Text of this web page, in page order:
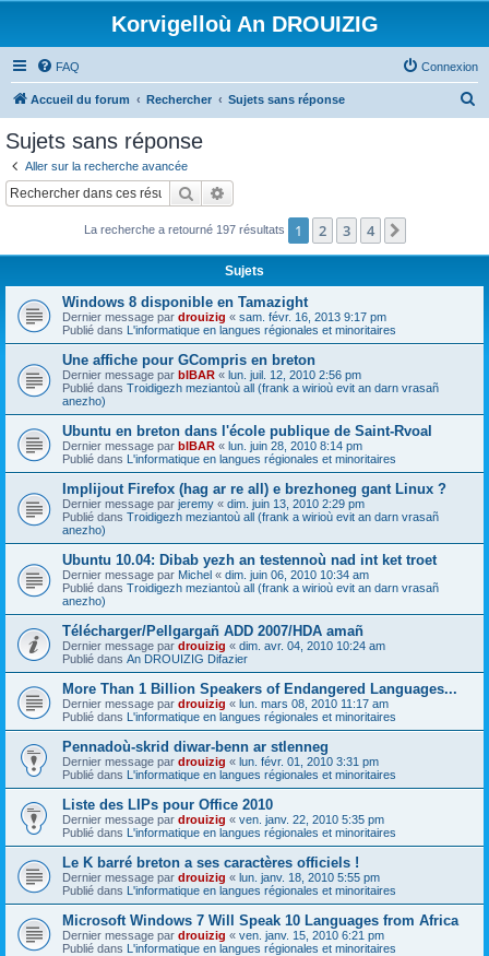
Korvigelloù An DROUIZIG
FAQ Connexion
Accueil du forum Rechercher Sujets sans réponse
c
Sujets sans réponse
Aller sur la recherche avancée
Rechercher
La recherche a retourné 197 résultats 1 2 3 4
Sujets
Windows 8 disponible en Tamazight
Dernier message par drouizig « sam. févr. 16, 2013 9:17 pm
Publié dans L'informatique en langues régionales et minoritaires
Une affiche pour GCompris en breton
Dernier message par bIBAR « lun. juil. 12, 2010 2:56 pm
Publié dans Troidigezh meziantoù all (frank a wirioù evit an darn vrasañ
anezho)
Ubuntu en breton dans l'école publique de Saint-Rvoal
Dernier message par bIBAR « lun. juin 28, 2010 8:14 pm
Publié dans L'informatique en langues régionales et minoritaires
Implijout Firefox (hag ar re all) e brezhoneg gant Linux ?
Dernier message par jeremy « dim. juin 13, 2010 2:29 pm
Publié dans Troidigezh meziantoù all (frank a wirioù evit an darn vrasañ
anezho)
Ubuntu 10.04: Dibab yezh an testennoù nad int ket troet
Dernier message par Michel « dim. juin 06, 2010 10:34 am
Publié dans Troidigezh meziantoù all (frank a wirioù evit an darn vrasañ
anezho)
Télécharger/Pellgargañ ADD 2007/HDA amañ
Dernier message par drouizig « dim. avr. 04, 2010 10:24 am
Publié dans An DROUIZIG Difazier
More Than 1 Billion Speakers of Endangered Languages...
Dernier message par drouizig « lun. mars 08, 2010 11:17 am
Publié dans L'informatique en langues régionales et minoritaires
Pennadoù-skrid diwar-benn ar stlenneg
Dernier message par drouizig « lun. févr. 01, 2010 3:31 pm
Publié dans L'informatique en langues régionales et minoritaires
Liste des LIPs pour Office 2010
Dernier message par drouizig « ven. janv. 22, 2010 5:35 pm
Publié dans L'informatique en langues régionales et minoritaires
Le K barré breton a ses caractères officiels !
Dernier message par drouizig « lun. janv. 18, 2010 5:55 pm
Publié dans L'informatique en langues régionales et minoritaires
Microsoft Windows 7 Will Speak 10 Languages from Africa
Dernier message par drouizig « ven. janv. 15, 2010 6:21 pm
Publié dans L'informatique en langues régionales et minoritaires